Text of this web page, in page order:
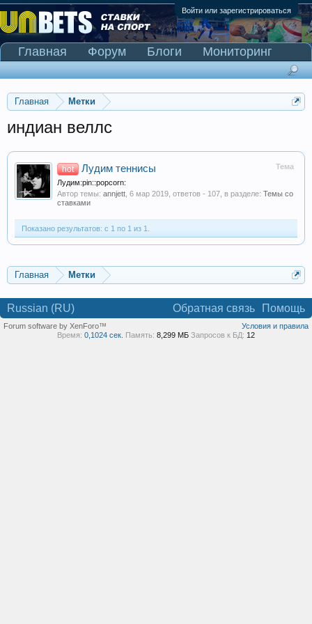
Войти или зарегистрироваться
Главная Метки
индиан веллс
Тема
hot Лудим теннисы
Лудим:pin::popcorn:
Автор темы: annjett 6 мар 2019 , ответов - 107, в разделе: Темы со
ставками
Показано результатов: с 1 по 1 из 1.
Главная Метки
Главная Форум Блоги
Мониторинг
Сканер Pinnacle
Russian (RU) Обратная связь Помощь
Условия и правила
Forum software by XenForo™
Время: 0,1024 сек. Память: 8,299 МБ Запросов к БД: 12